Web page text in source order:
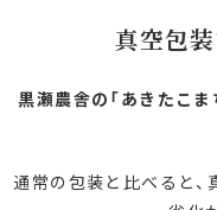
真空包
黒瀬農舎の「あきたこ
通常の包装と比べると